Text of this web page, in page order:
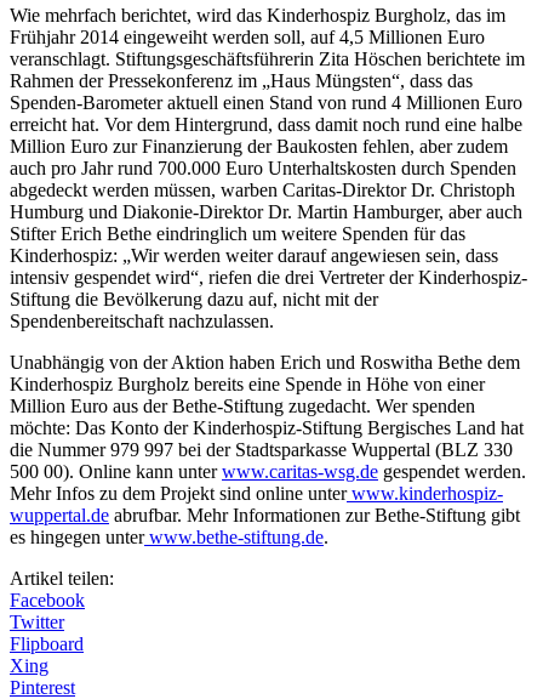
Wie mehrfach berichtet, wird das Kinderhospiz Burgholz, das im
Frühjahr 2014 eingeweiht werden soll, auf 4,5 Millionen Euro
veranschlagt. Stiftungsgeschäftsführerin Zita Höschen berichtete im
Rahmen der Pressekonferenz im „Haus Müngsten“, dass das
Spenden-Barometer aktuell einen Stand von rund 4 Millionen Euro
erreicht hat. Vor dem Hintergrund, dass damit noch rund eine halbe
Million Euro zur Finanzierung der Baukosten fehlen, aber zudem
auch pro Jahr rund 700.000 Euro Unterhaltskosten durch Spenden
abgedeckt werden müssen, warben Caritas-Direktor Dr. Christoph
Humburg und Diakonie-Direktor Dr. Martin Hamburger, aber auch
Stifter Erich Bethe eindringlich um weitere Spenden für das
Kinderhospiz: „Wir werden weiter darauf angewiesen sein, dass
intensiv gespendet wird“, riefen die drei Vertreter der Kinderhospiz-
Stiftung die Bevölkerung dazu auf, nicht mit der
Spendenbereitschaft nachzulassen.
Unabhängig von der Aktion haben Erich und Roswitha Bethe dem
Kinderhospiz Burgholz bereits eine Spende in Höhe von einer
Million Euro aus der Bethe-Stiftung zugedacht. Wer spenden
möchte: Das Konto der Kinderhospiz-Stiftung Bergisches Land hat
die Nummer 979 997 bei der Stadtsparkasse Wuppertal (BLZ 330
500 00). Online kann unterwww.caritas-wsg.de gespendet werden.
Mehr Infos zu dem Projekt sind online unterwww.kinderhospiz-
wuppertal.de abrufbar. Mehr Informationen zur Bethe-Stiftung gibt
es hingegen unterwww.bethe-stiftung.de.
Artikel teilen:
Facebook
Twitter
Flipboard
Xing
Pinterest